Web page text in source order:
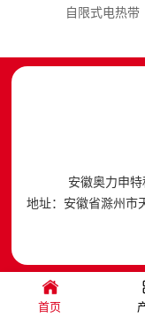
自限式电热带
安徽奥力申特
地址：安徽省滁州市
首页